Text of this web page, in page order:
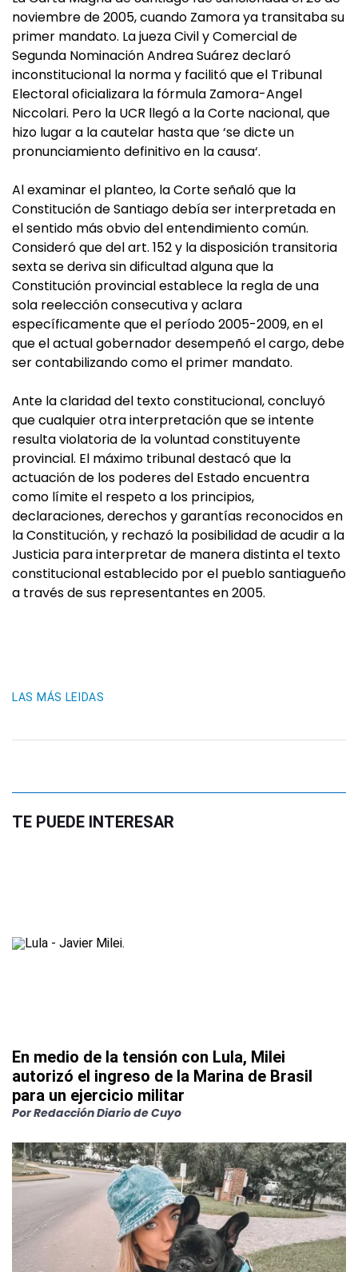
noviembre de 2005, cuando Zamora ya transitaba su
primer mandato. La jueza Civil y Comercial de
Segunda Nominación Andrea Suárez declaró
inconstitucional la norma y facilitó que el Tribunal
Electoral oficializara la fórmula Zamora-Angel
Niccolari. Pero la UCR llegó a la Corte nacional, que
hizo lugar a la cautelar hasta que ‘se dicte un
pronunciamiento definitivo en la causa‘.
Al examinar el planteo, la Corte señaló que la
Constitución de Santiago debía ser interpretada en
el sentido más obvio del entendimiento común.
Consideró que del art. 152 y la disposición transitoria
sexta se deriva sin dificultad alguna que la
Constitución provincial establece la regla de una
sola reelección consecutiva y aclara
específicamente que el período 2005-2009, en el
que el actual gobernador desempeñó el cargo, debe
ser contabilizando como el primer mandato.
Ante la claridad del texto constitucional, concluyó
que cualquier otra interpretación que se intente
resulta violatoria de la voluntad constituyente
provincial. El máximo tribunal destacó que la
actuación de los poderes del Estado encuentra
como límite el respeto a los principios,
declaraciones, derechos y garantías reconocidos en
la Constitución, y rechazó la posibilidad de acudir a la
Justicia para interpretar de manera distinta el texto
constitucional establecido por el pueblo santiagueño
a través de sus representantes en 2005.
LAS MÁS LEIDAS
TE PUEDE INTERESAR
En medio de la tensión con Lula, Milei
autorizó el ingreso de la Marina de Brasil
para un ejercicio militar
PorRedacción Diario de Cuyo